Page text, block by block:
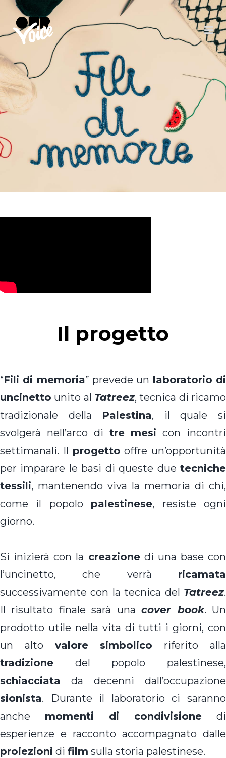
Il progetto
“Fili di memoria” prevede un laboratorio di
uncinetto unito al Tatreez, tecnica di ricamo
tradizionale della Palestina, il quale si
svolgerà nell’arco di tre mesi con incontri
settimanali. Il progetto offre un’opportunità
per imparare le basi di queste due tecniche
tessili, mantenendo viva la memoria di chi,
come il popolo palestinese, resiste ogni
giorno.
Si inizierà con la creazionedi una base con
l’uncinetto, che verrà ricamata
successivamente con la tecnica del Tatreez.
Il risultato finale sarà unacover book. Un
prodotto utile nella vita di tutti i giorni, con
un alto valore simbolico riferito alla
tradizione del popolo palestinese,
schiacciata da decenni dall’occupazione
sionista. Durante il laboratorio ci saranno
anche momenti di condivisione di
esperienze e racconto accompagnato dalle
proiezioni di film sulla storia palestinese.